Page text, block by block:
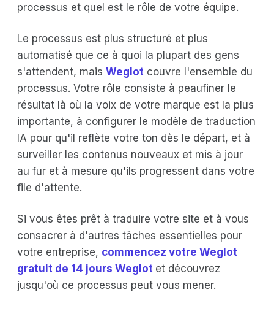
processus et quel est le rôle de votre équipe.
Le processus est plus structuré et plus
automatisé que ce à quoi la plupart des gens
s'attendent, mais Weglot couvre l'ensemble du
processus. Votre rôle consiste à peaufiner le
résultat là où la voix de votre marque est la plus
importante, à configurer le modèle de traduction
IA pour qu'il reflète votre ton dès le départ, et à
surveiller les contenus nouveaux et mis à jour
au fur et à mesure qu'ils progressent dans votre
file d'attente.
Si vous êtes prêt à traduire votre site et à vous
consacrer à d'autres tâches essentielles pour
votre entreprise, commencez votre Weglot
gratuit de 14 jours Weglot et découvrez
jusqu'où ce processus peut vous mener.